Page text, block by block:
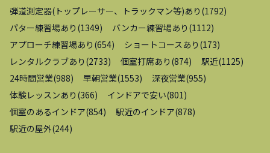
弾道測定器(トップレーサー、トラックマン等)あり (1792)
パター練習場あり (1349) バンカー練習場あり (1112)
アプローチ練習場あり (654) ショートコースあり (173)
レンタルクラブあり (2733) 個室打席あり (874) 駅近(1125)
24時間営業(988) 早朝営業(1553) 深夜営業(955)
体験レッスンあり (366) インドアで安い(801 )
個室のあるインドア(854) 駅近のインドア(878)
駅近の屋外(244)